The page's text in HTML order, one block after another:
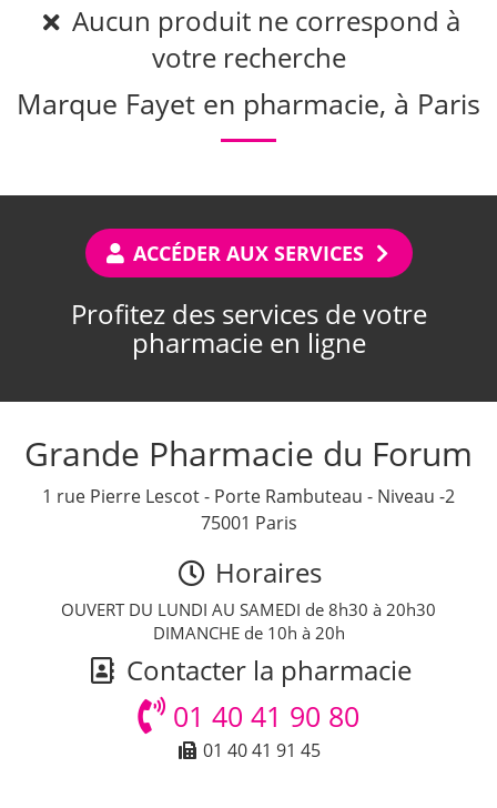
Aucun produit ne correspond à
votre recherche
Marque Fayet en pharmacie, à Paris
ACCÉDER AUX SERVICES
Profitez des services de votre
pharmacie en ligne
Grande Pharmacie du Forum
1 rue Pierre Lescot - Porte Rambuteau - Niveau -2
75001 Paris
Horaires
OUVERT DU LUNDI AU SAMEDI de 8h30 à 20h30
DIMANCHE de 10h à 20h
Contacter la pharmacie
01 40 41 90 80
01 40 41 91 45